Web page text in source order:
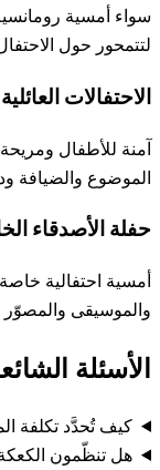
سواء أمسية
لتتمحور حول
الاحتفالات العائلية
آمنة للأطفال
الموضوع والضيافة
حفلة الأصدقاء
أمسية احتفالية
والموسيقى
الأسئلة
كيف تُحدَّد تكلفة
هل تنظّمون